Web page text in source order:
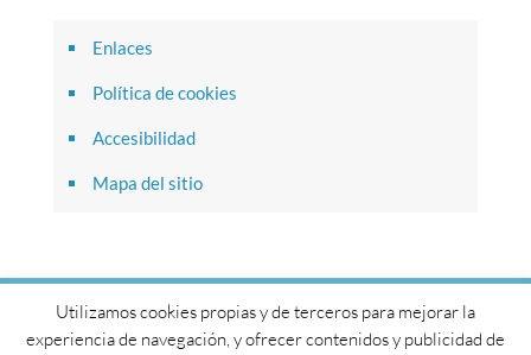
Enlaces
Política de cookies
Accesibilidad
Mapa del sitio
© 2017 Cátedra General Castaños. Todos los derechos
Utilizamos cookies propias y de terceros para mejorar la
experiencia de navegación, y ofrecer contenidos y publicidad de